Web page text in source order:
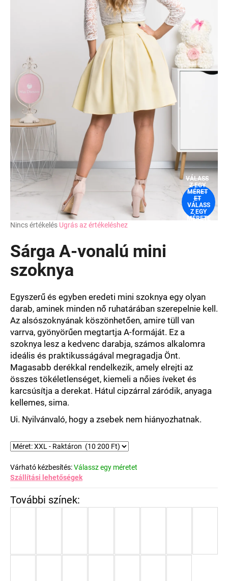
A
átlagos
értékelése
ből
csillag.
Nincs értékelés Ugrás az értékeléshez
Sárga A-vonalú mini
szoknya
Egyszerű és egyben eredeti mini szoknya egy olyan
darab, aminek minden nő ruhatárában szerepelnie kell.
Az alsószoknyának köszönhetően, amire tüll van
varrva, gyönyörűen megtartja A-formáját. Ez a
szoknya lesz a kedvenc darabja, számos alkalomra
ideális és praktikusságával megragadja Önt.
Magasabb derékkal rendelkezik, amely elrejti az
összes tökéletlenséget, kiemeli a nőies íveket és
karcsúsítja a derekat. Hátul cipzárral záródik, anyaga
kellemes, sima.
Ui. Nyilvánvaló, hogy a zsebek nem hiányozhatnak.
Várható kézbesítés:Válassz egy méretet
Szállítási lehetőségek
VÁLASS
Z EGY
MÉRET
ET
VÁLASS
Z EGY
MÉRETE